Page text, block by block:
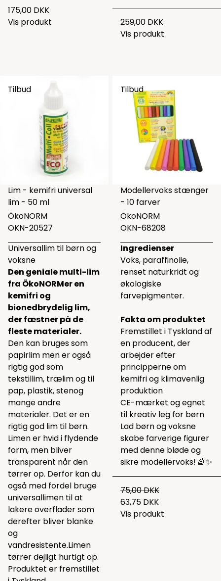
175,00 DKK
Vis produkt
259,00 DKK
Vis produkt
Tilbud
Lim - kemifri universal
lim - 50 ml
ÖkoNORM
OKN-20527
Universallim til børn og
voksne
Den geniale multi-lim
fra ÖkoNORMer en
kemifri og
bionedbrydelig lim,
der fæstner på de
fleste materialer.
Den kan bruges som
papirlim men er også
rigtig god som
tekstillim, trælim og til
pap, plastik, stenog
mange andre
materialer. Det er en
rigtig god lim til børn.
Limen er hvid i flydende
form, men bliver
transparent når den
tørrer op. Derfor kan du
også med fordel bruge
universallimen til at
lakere overflader som
derefter bliver blanke
og
vandresistente.Limen
tørrer dejligt hurtigt op.
Produktet er fremstillet
Tilbud
Modellervoks stænger
- 10 farver
ÖkoNORM
OKN-68208
Ingredienser
Voks, paraffinolie,
renset naturkridt og
økologiske
farvepigmenter.
Fakta om produktet
Fremstillet i Tyskland af
en producent, der
arbejder efter
principperne om
kemifri og klimavenlig
produktion
CE-mærket og egnet
til kreativ leg for børn
Lad børn og voksne
skabe farverige figurer
med denne bløde og
sikre modellervoks! 🌈✨
75,00 DKK
63,75 DKK
Vis produkt